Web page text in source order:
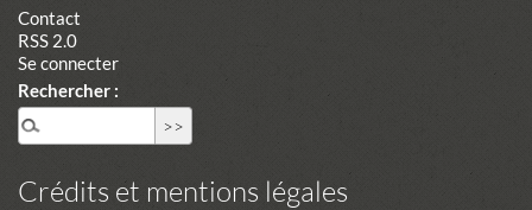
Contact
RSS 2.0
Se connecter
Rechercher :
Crédits et mentions légales